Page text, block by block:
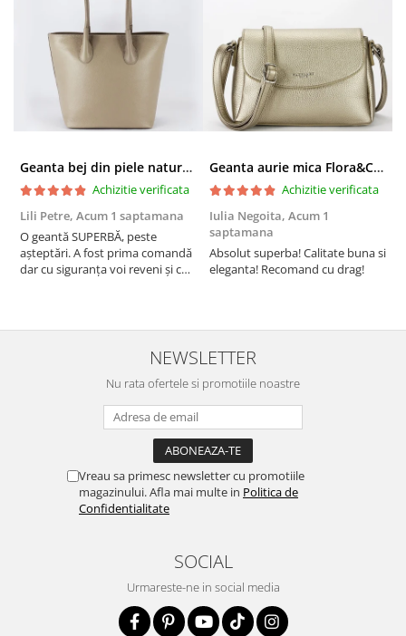
Geanta bej din piele naturala 8966 123
Achizitie verificata
Lili Petre, Acum 1 saptamana
O geantă SUPERBĂ, peste
așteptări. A fost prima comandă
dar cu siguranța voi reveni și cu
doua zi). RECOMAND SOFILINE!!!
Geanta aurie mica Flora&CO Paris H6930 16
Achizitie verificata
Iulia Negoita, Acum 1
saptamana
Absolut superba! Calitate buna si
eleganta! Recomand cu drag!
NEWSLETTER
Nu rata ofertele si promotiile noastre
Vreau sa primesc newsletter cu promotiile
magazinului. Afla mai multe in Politica de
Confidentialitate
SOCIAL
Urmareste-ne in social media